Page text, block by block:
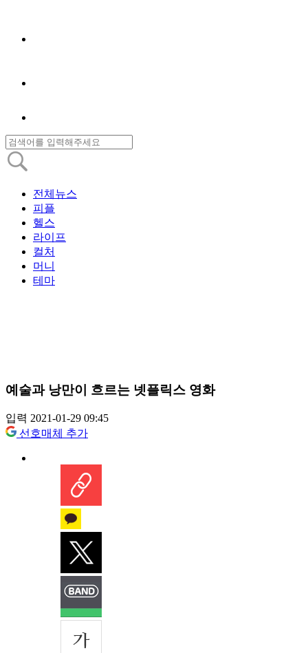
전체뉴스
피플
헬스
라이프
컬처
머니
테마
예술과 낭만이 흐르는 넷플릭스 영화
입력 2021-01-29 09:45
선호매체 추가